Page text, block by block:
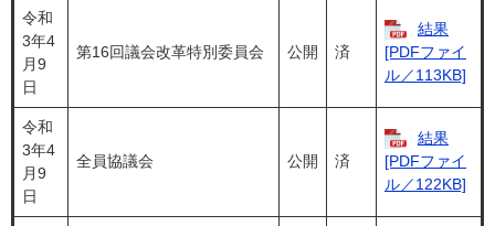
令和
3年4
月9
日
第16回議会改革特別委員会 公開 済
結果
[PDFファイ
ル／113KB]
令和
3年4
月9
日
全員協議会 公開 済
結果
[PDFファイ
ル／122KB]